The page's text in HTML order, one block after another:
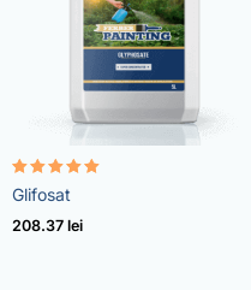
Evaluat la
4.96
din 5
Glifosat
208.37 lei